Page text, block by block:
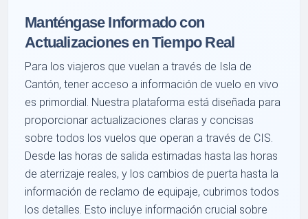
Manténgase Informado con
Actualizaciones en Tiempo Real
Para los viajeros que vuelan a través de Isla de
Cantón, tener acceso a información de vuelo en vivo
es primordial. Nuestra plataforma está diseñada para
proporcionar actualizaciones claras y concisas
sobre todos los vuelos que operan a través de CIS.
Desde las horas de salida estimadas hasta las horas
de aterrizaje reales, y los cambios de puerta hasta la
información de reclamo de equipaje, cubrimos todos
los detalles. Esto incluye información crucial sobre